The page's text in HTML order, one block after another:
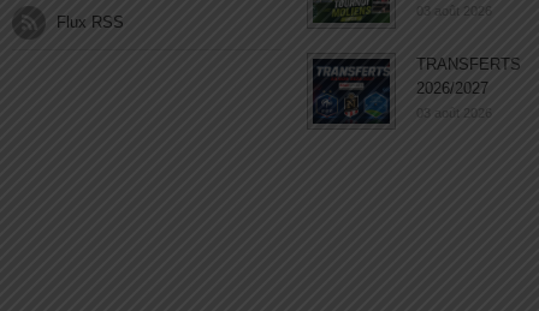
Flux RSS
03 août 2026
TRANSFERTS
2026/2027
03 août 2026